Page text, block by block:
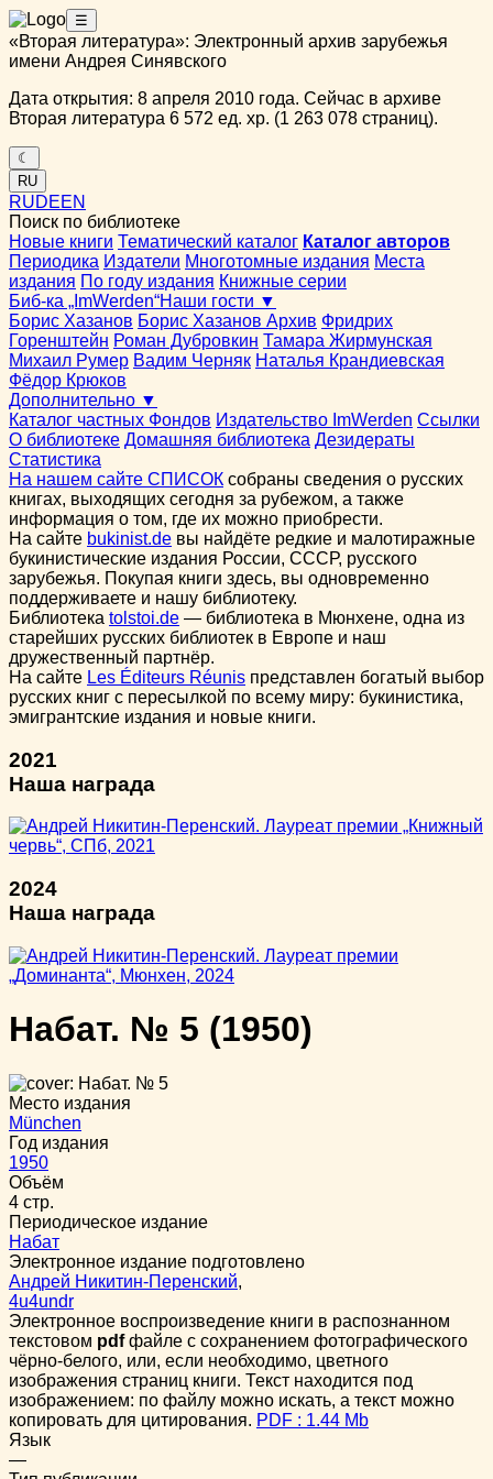
☰
«Вторая литература»: Электронный архив зарубежья
имени Андрея Синявского
Дата открытия: 8 апреля 2010 года. Сейчас в архиве
Вторая литература 6 572 ед. хр. (1 263 078 страниц).
☾
RU
RUDEEN
Поиск по библиотеке
Новые книги Тематический каталог Каталог авторов
Периодика Издатели Многотомные издания Места
издания По году издания Книжные серии
Биб-ка „ImWerden“Наши гости ▼
Борис Хазанов Борис Хазанов Архив Фридрих
Горенштейн Роман Дубровкин Тамара Жирмунская
Михаил Румер Вадим Черняк Наталья Крандиевская
Фёдор Крюков
Дополнительно ▼
Каталог частных Фондов Издательство ImWerden Ссылки
О библиотеке Домашняя библиотека Дезидераты
Статистика
На нашем сайте СПИСОК собраны сведения о русских
книгах, выходящих сегодня за рубежом, а также
информация о том, где их можно приобрести.
На сайте bukinist.de вы найдёте редкие и малотиражные
букинистические издания России, СССР, русского
зарубежья. Покупая книги здесь, вы одновременно
поддерживаете и нашу библиотеку.
Библиотека tolstoi.de — библиотека в Мюнхене, одна из
старейших русских библиотек в Европе и наш
дружественный партнёр.
На сайте Les Éditeurs Réunis представлен богатый выбор
русских книг с пересылкой по всему миру: букинистика,
эмигрантские издания и новые книги.
2021
Наша награда
2024
Наша награда
Набат. № 5 (1950)
Место издания
München
Год издания
1950
Объём
4 стр.
Периодическое издание
Набат
Электронное издание подготовлено
Андрей Никитин-Перенский,
4u4undr
Электронное воспроизведение книги в распознанном
текстовом pdfфайле с сохранением фотографического
чёрно-белого, или, если необходимо, цветного
изображения страниц книги. Текст находится под
изображением: по файлу можно искать, а текст можно
копировать для цитирования. PDF : 1.44 Mb
Язык
—